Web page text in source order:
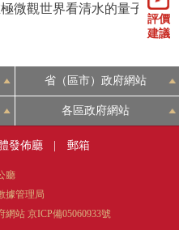
РУССКИЙ ЯЗЫК
PORTUGUÊS
微觀世界看清水的量子奧
評價
建議
省（區市）政府網站
各區政府網站
發佈廳 郵箱
廳
據管理局
網站 京ICP備05060933號